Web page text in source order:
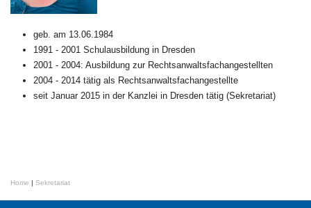
geb. am 13.06.1984
1991 - 2001 Schulausbildung in Dresden
2001 - 2004: Ausbildung zur Rechtsanwaltsfachangestellten
2004 - 2014 tätig als Rechtsanwaltsfachangestellte
seit Januar 2015 in der Kanzlei in Dresden tätig (Sekretariat)
Home | Sekretariat